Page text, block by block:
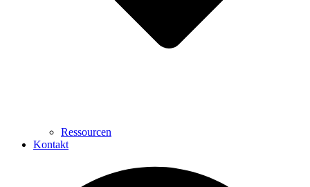
Ressourcen
Kontakt